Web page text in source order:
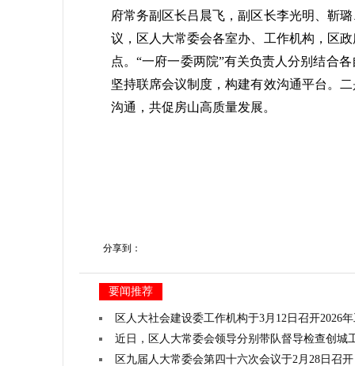
府常务副区长吕晨飞，副区长李光明、靳
议，区人大常委会各室办、工作机构，区
点。“一府一委两院”有关负责人分别结合
坚持联席会议制度，构建有效沟通平台。
沟通，共促房山高质量发展。
分享到：
要闻推荐
区人大社会建设委工作机构于3月12日召开2026
近日，区人大常委会领导分别带队督导检查创城
区九届人大常委会第四十六次会议于2月28日召开